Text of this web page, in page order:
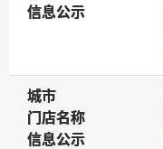
信息公示
信息公示
城市
城市
门店名称
门店名称
信息公示
信息公示